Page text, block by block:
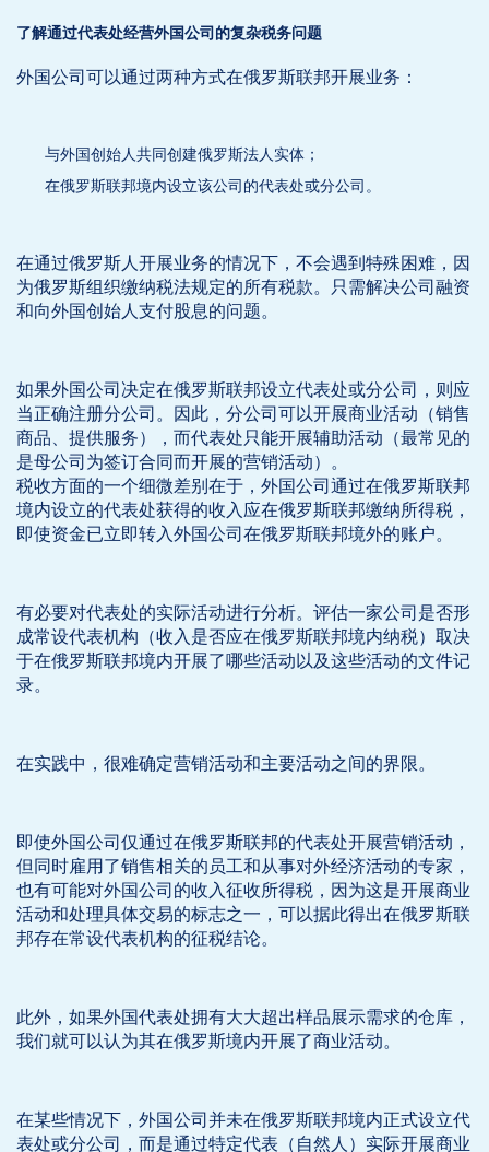
了解通过代表处经营外国公司的复杂税务问题
外国公司可以通过两种方式在俄罗斯联邦开展业务：
与外国创始人共同创建俄罗斯法人实体；
在俄罗斯联邦境内设立该公司的代表处或分公司。
在通过俄罗斯人开展业务的情况下，不会遇到特殊困难，因
为俄罗斯组织缴纳税法规定的所有税款。只需解决公司融资
和向外国创始人支付股息的问题。
如果外国公司决定在俄罗斯联邦设立代表处或分公司，则应
当正确注册分公司。因此，分公司可以开展商业活动（销售
商品、提供服务），而代表处只能开展辅助活动（最常见的
是母公司为签订合同而开展的营销活动）。
税收方面的一个细微差别在于，外国公司通过在俄罗斯联邦
境内设立的代表处获得的收入应在俄罗斯联邦缴纳所得税，
即使资金已立即转入外国公司在俄罗斯联邦境外的账户。
有必要对代表处的实际活动进行分析。评估一家公司是否形
成常设代表机构（收入是否应在俄罗斯联邦境内纳税）取决
于在俄罗斯联邦境内开展了哪些活动以及这些活动的文件记
录。
在实践中，很难确定营销活动和主要活动之间的界限。
即使外国公司仅通过在俄罗斯联邦的代表处开展营销活动，
但同时雇用了销售相关的员工和从事对外经济活动的专家，
也有可能对外国公司的收入征收所得税，因为这是开展商业
活动和处理具体交易的标志之一，可以据此得出在俄罗斯联
邦存在常设代表机构的征税结论。
此外，如果外国代表处拥有大大超出样品展示需求的仓库，
我们就可以认为其在俄罗斯境内开展了商业活动。
在某些情况下，外国公司并未在俄罗斯联邦境内正式设立代
表处或分公司，而是通过特定代表（自然人）实际开展商业